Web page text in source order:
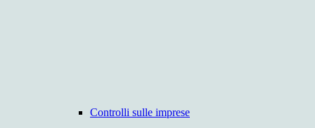
Controlli sulle imprese